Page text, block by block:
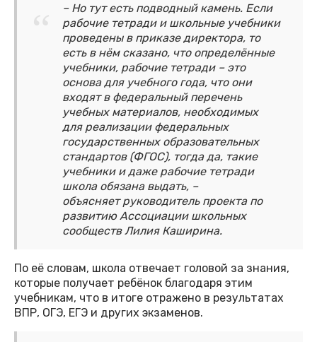
– Но тут есть подводный камень. Если
рабочие тетради и школьные учебники
проведены в приказе директора, то
есть в нём сказано, что определённые
учебники, рабочие тетради – это
основа для учебного года, что они
входят в федеральный перечень
учебных материалов, необходимых
для реализации федеральных
государственных образовательных
стандартов (ФГОС), тогда да, такие
учебники и даже рабочие тетради
школа обязана выдать, –
объясняет руководитель проекта по
развитию Ассоциации школьных
сообществ Лилия Каширина.
По её словам, школа отвечает головой за знания,
которые получает ребёнок благодаря этим
учебникам, что в итоге отражено в результатах
ВПР, ОГЭ, ЕГЭ и других экзаменов.